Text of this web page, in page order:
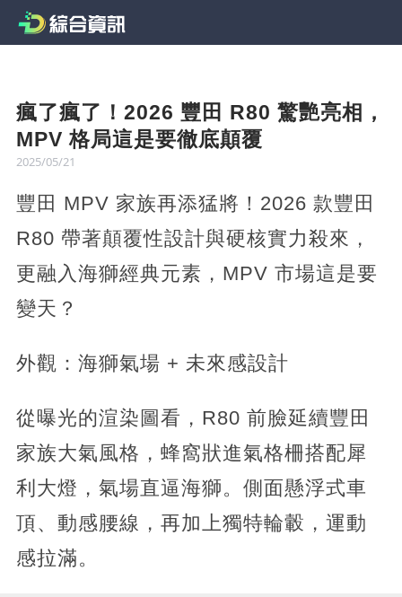
瘋了瘋了！2026 豐田 R80 驚艷亮相，
MPV 格局這是要徹底顛覆
2025/05/21
豐田 MPV 家族再添猛將！2026 款豐田
R80 帶著顛覆性設計與硬核實力殺來，
更融入海獅經典元素，MPV 市場這是要
變天？​
外觀：海獅氣場 + 未來感設計​
從曝光的渲染圖看，R80 前臉延續豐田
家族大氣風格，蜂窩狀進氣格柵搭配犀
利大燈，氣場直逼海獅。側面懸浮式車
頂、動感腰線，再加上獨特輪轂，運動
感拉滿。